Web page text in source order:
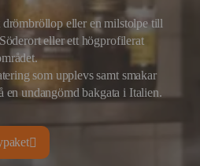
drömbröllop eller en milstolpe till
eller ett högprofilerat
som upplevs samt smakar
en undangömd bakgata i Italien.